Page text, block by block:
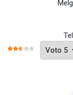
RATIO:2.5/ Por